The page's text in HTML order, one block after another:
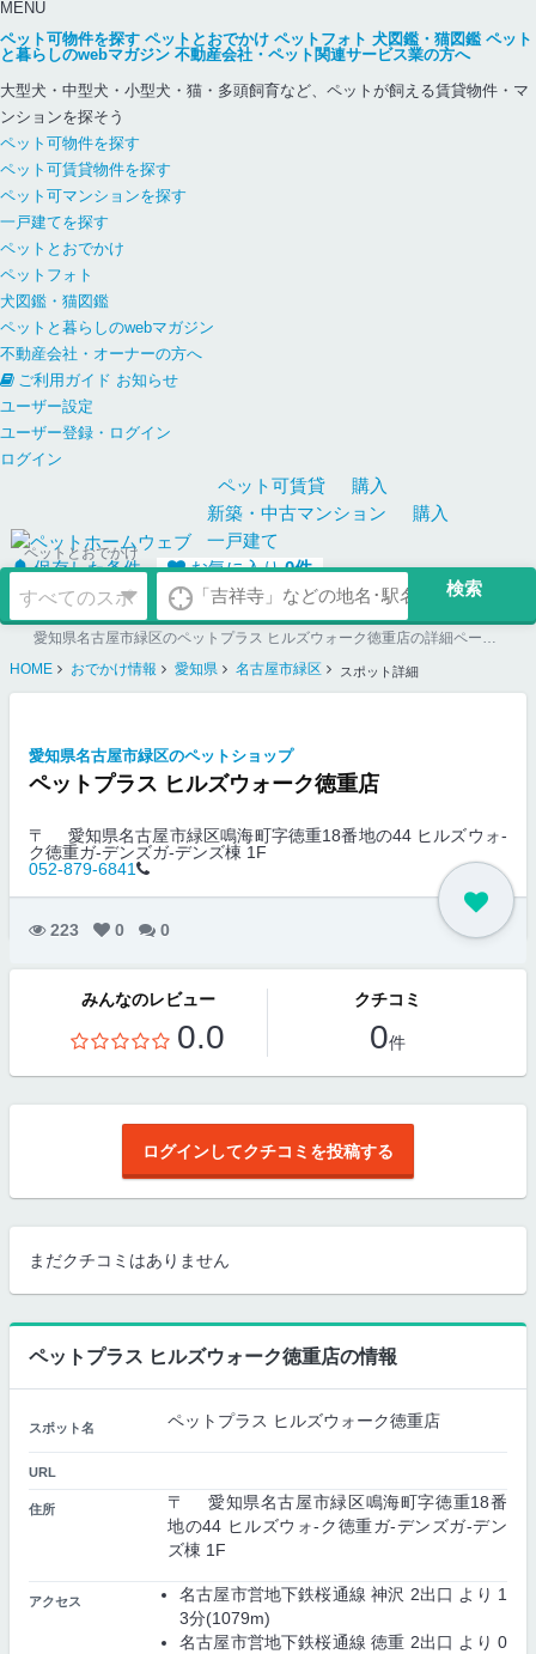
MENU
ペット可物件を探す ペットとおでかけ ペットフォト 犬図鑑・猫図鑑 ペット
と暮らしのwebマガジン 不動産会社・ペット関連サービス業の方へ
大型犬・中型犬・小型犬・猫・多頭飼育など、ペットが飼える賃貸物件・マ
ンションを探そう
ペット可物件を探す
ペット可賃貸物件を探す
ペット可マンションを探す
一戸建てを探す
ペットとおでかけ
ペットフォト
犬図鑑・猫図鑑
ペットと暮らしのwebマガジン
不動産会社・オーナーの方へ
ご利用ガイド お知らせ
ユーザー設定
ユーザー登録・ログイン
ログイン
ペット可賃貸
購入
新築・中古マンション
購入
一戸建て
保存した条件
お気に入り0件
ペットとおでかけ
愛知県名古屋市緑区のペットプラス ヒルズウォーク徳重店の詳細ページ。ペット同伴可のお店探しならペットホームウェブ。ペット可賃貸のお部屋探し、ペット可マンション購入のご検討時にもご利用ください。
HOME
おでかけ情報 愛知県 名古屋市緑区 スポット詳細
愛知県名古屋市緑区のペットショップ
ペットプラス ヒルズウォーク徳重店
〒
愛知県名古屋市緑区鳴海町字徳重18番地の44 ヒルズウォ-
ク徳重ガ-デンズガ-デンズ棟 1F
052-879-6841
223 0 0
みんなのレビュー
0.0
クチコミ
0件
ログインしてクチコミを投稿する
まだクチコミはありません
ペットプラス ヒルズウォーク徳重店の情報
スポット名 ペットプラス ヒルズウォーク徳重店
URL
住所
〒 愛知県名古屋市緑区鳴海町字徳重18番
地の44 ヒルズウォ-ク徳重ガ-デンズガ-デン
ズ棟 1F
アクセス
名古屋市営地下鉄桜通線 神沢 2出口 より 1
3分(1079m)
名古屋市営地下鉄桜通線 徳重 2出口 より 0